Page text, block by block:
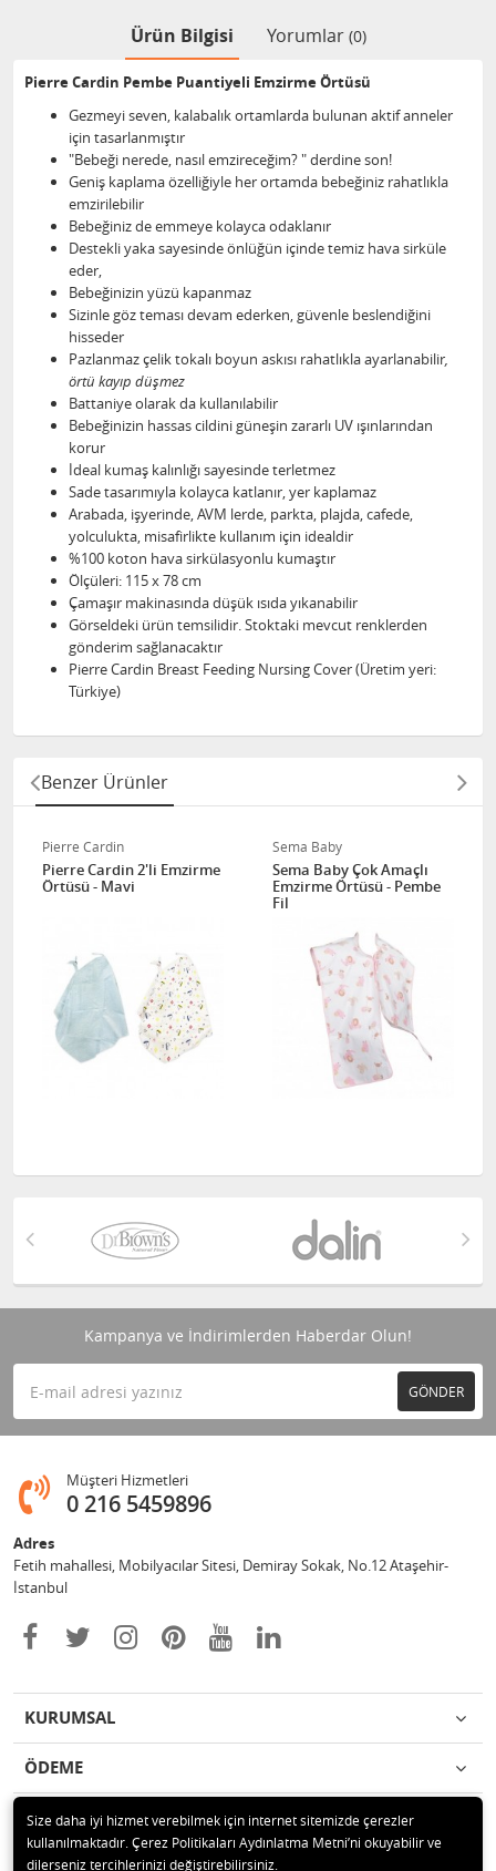
Ürün Bilgisi Yorumlar (0)
Pierre Cardin Pembe Puantiyeli Emzirme Örtüsü
Gezmeyi seven, kalabalık ortamlarda bulunan aktif anneler
için tasarlanmıştır
"Bebeği nerede, nasıl emzireceğim? " derdine son!
Geniş kaplama özelliğiyle her ortamda bebeğiniz rahatlıkla
emzirilebilir
Bebeğiniz de emmeye kolayca odaklanır
Destekli yaka sayesinde önlüğün içinde temiz hava sirküle
eder,
Bebeğinizin yüzü kapanmaz
Sizinle göz teması devam ederken, güvenle beslendiğini
hisseder
Pazlanmaz çelik tokalı boyun askısı rahatlıkla ayarlanabilir,
örtü kayıp düşmez
Battaniye olarak da kullanılabilir
Bebeğinizin hassas cildini güneşin zararlı UV ışınlarından
korur
İdeal kumaş kalınlığı sayesinde terletmez
Sade tasarımıyla kolayca katlanır, yer kaplamaz
Arabada, işyerinde, AVM lerde, parkta, plajda, cafede,
yolculukta, misafirlikte kullanım için idealdir
%100 koton hava sirkülasyonlu kumaştır
Ölçüleri: 115 x 78 cm
Çamaşır makinasında düşük ısıda yıkanabilir
Görseldeki ürün temsilidir. Stoktaki mevcut renklerden
gönderim sağlanacaktır
Pierre Cardin Breast Feeding Nursing Cover (Üretim yeri:
Türkiye)
Benzer Ürünler
Pierre Cardin
Pierre Cardin 2'li Emzirme
Örtüsü - Mavi
Sema Baby
Sema Baby Çok Amaçlı
Emzirme Örtüsü - Pembe
Fil
Kampanya ve İndirimlerden Haberdar Olun!
GÖNDER
Müşteri Hizmetleri
0 216 5459896
Adres
Fetih mahallesi, Mobilyacılar Sitesi, Demiray Sokak, No.12 Ataşehir-
İstanbul
KURUMSAL
ÖDEME
İLETİŞİM
Size daha iyi hizmet verebilmek için internet sitemizde çerezler
kullanılmaktadır. Çerez Politikaları Aydınlatma Metni’ni okuyabilir ve
dilerseniz tercihlerinizi değiştirebilirsiniz.